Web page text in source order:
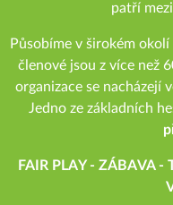
patří
Působíme v širokém okolí
členové jsou z více než
organizace se nacházejí
Jedno ze základních
FAIR PLAY - ZÁBAVA -